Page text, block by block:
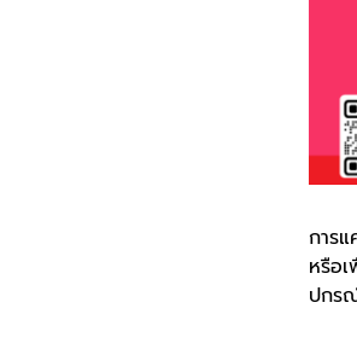
การ
หรือ
ปกร